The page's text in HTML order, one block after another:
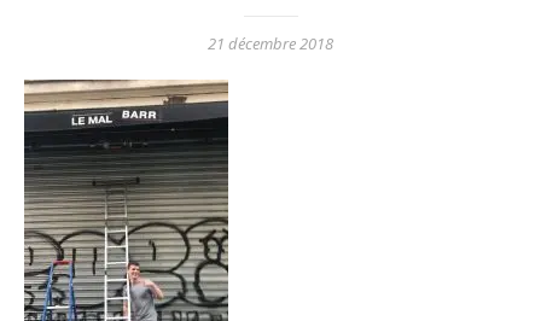
21 décembre 2018